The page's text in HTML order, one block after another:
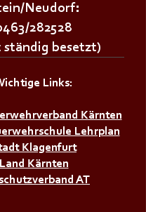
Neudorf:
282528
ständig besetzt)
Links:
Kärnten
Lehrplan
Klagenfurt
Land Kärnten
AT